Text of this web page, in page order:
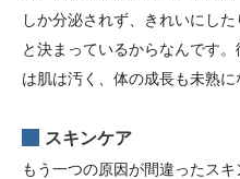
しか分泌されず、きれいにし
と決まっているからなんです
は肌は汚く、体の成長も未熟に
スキンケア
もう一つの原因が間違ったス